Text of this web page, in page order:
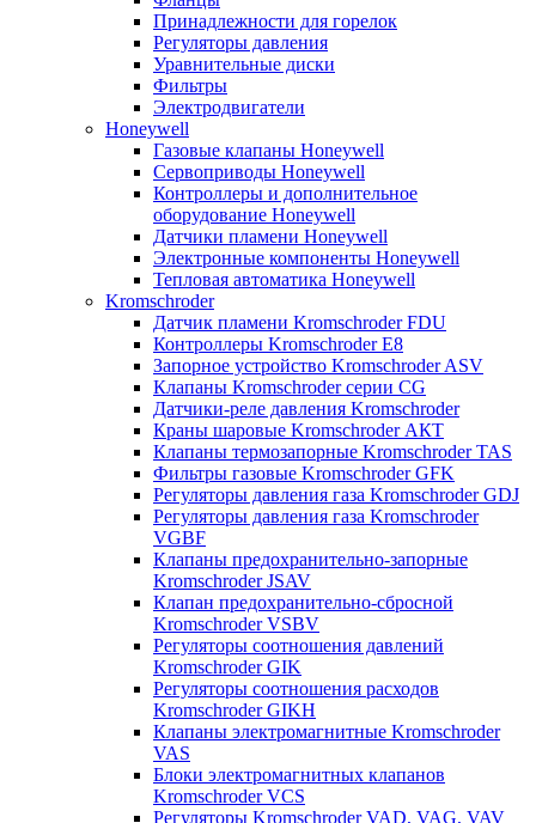
Принадлежности для горелок
Регуляторы давления
Уравнительные диски
Фильтры
Электродвигатели
Honeywell
Газовые клапаны Honeywell
Сервоприводы Honeywell
Контроллеры и дополнительное
оборудование Honeywell
Датчики пламени Honeywell
Электронные компоненты Honeywell
Тепловая автоматика Honeywell
Kromschroder
Датчик пламени Kromschroder FDU
Контроллеры Kromschroder E8
Запорное устройство Kromschroder ASV
Клапаны Kromschroder серии CG
Датчики-реле давления Kromschroder
Краны шаровые Kromschroder АКТ
Клапаны термозапорные Kromschroder TAS
Фильтры газовые Kromschroder GFK
Регуляторы давления газа Kromschroder GDJ
Регуляторы давления газа Kromschroder
VGBF
Клапаны предохранительно-запорные
Kromschroder JSAV
Клапан предохранительно-сбросной
Kromschroder VSBV
Регуляторы соотношения давлений
Kromschroder GIK
Регуляторы соотношения расходов
Kromschroder GIKH
Клапаны электромагнитные Kromschroder
VAS
Блоки электромагнитных клапанов
Kromschroder VCS
Регуляторы Kromschroder VAD, VAG, VAV